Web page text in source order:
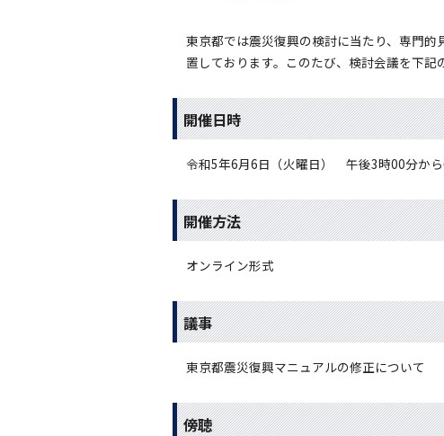
東京都では震災復興の検討に当たり、専門
置しております。このたび、検討会議を下記
開催日時
令和5年6月6日（火曜日） 午後3時00分か
開催方法
オンライン形式
議事
東京都震災復興マニュアルの修正について
傍聴